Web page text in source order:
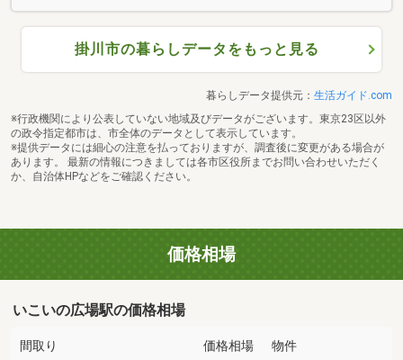
掛川市の暮らしデータをもっと見る
暮らしデータ提供元： 生活ガイド.com
※行政機関により公表していない地域及びデータがございます。東京23区以外
の政令指定都市は、市全体のデータとして表示しています。
※提供データには細心の注意を払っておりますが、調査後に変更がある場合が
あります。 最新の情報につきましては各市区役所までお問い合わせいただく
か、自治体HPなどをご確認ください。
価格相場
いこいの広場駅の価格相場
間取り 価格相場 物件